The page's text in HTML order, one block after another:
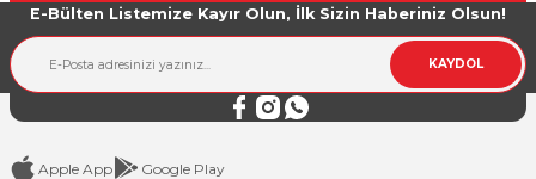
Ürün bilgilerinde hatalar bulunuyor.
E-Bülten Listemize Kayır Olun, İlk Sizin Haberiniz Olsun!
KAYDOL
Apple App Google Play